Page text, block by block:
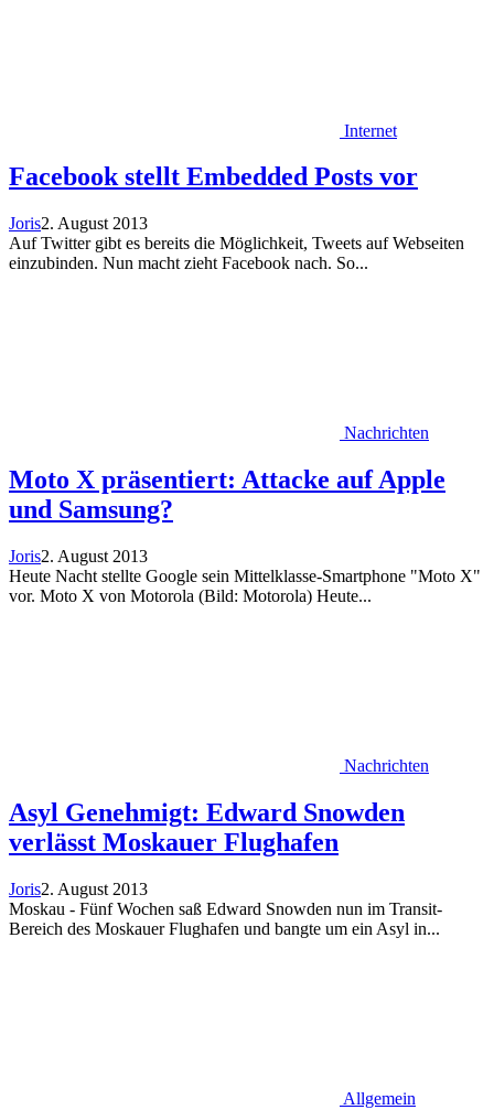
Internet
Facebook stellt Embedded Posts vor
Joris2. August 2013
Auf Twitter gibt es bereits die Möglichkeit, Tweets auf Webseiten
einzubinden. Nun macht zieht Facebook nach. So...
Nachrichten
Moto X präsentiert: Attacke auf Apple
und Samsung?
Joris2. August 2013
Heute Nacht stellte Google sein Mittelklasse-Smartphone "Moto X"
vor. Moto X von Motorola (Bild: Motorola) Heute...
Nachrichten
Asyl Genehmigt: Edward Snowden
verlässt Moskauer Flughafen
Joris2. August 2013
Moskau - Fünf Wochen saß Edward Snowden nun im Transit-
Bereich des Moskauer Flughafen und bangte um ein Asyl in...
Allgemein